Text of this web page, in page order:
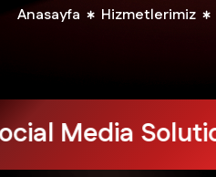
Anasayfa Hizmetlerimiz
Design Services